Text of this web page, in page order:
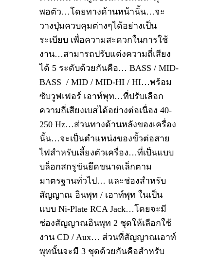
พอตัว…โดยทางด้านหน้านั้น…จะ
วางปุ่มควบคุมต่างๆได้อย่างเป็น
ระเบียบ เพื่อความสะดวกในการใช้
งาน…สามารถปรับแต่งความถี่เสียง
ได้ 5 ระดับด้วยกันคือ… BASS / MID-
BASS / MID / MID-HI / HI…พร้อม
ซับวูฟเฟอร์ เอาท์พุท…ที่ปรับเลือก
ความถี่เสียงเบสได้อย่างต่อเนื่อง 40-
250 Hz…ส่วนทางด้านหลังของเครื่อง
นั้น…จะเป็นตำแหน่งของขั้วต่อสาย
ไฟสำหรับเลี้ยงตัวเครื่อง…ที่เป็นแบบ
บล็อกสกรูขันยึดขนาดเล็กตาม
มาตรฐานทั่วไป… และช่องสำหรับ
สัญญาณ อินพุท / เอาท์พุท ในเป็น
แบบ Ni-Plate RCA Jack…โดยจะมี
ช่องสัญญาณอินพุท 2 ชุดให้เลือกใช้
งาน CD / Aux… ส่วนที่สัญญาณเอาท์
พุทนั้นจะมี 3 ชุดด้วยกันคือสำหรับ